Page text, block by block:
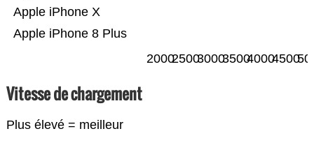
Apple iPhone 8 Plus
Apple iPhone X
200025003000350040004500
Vitesse de chargement
Plus élevé = meilleur